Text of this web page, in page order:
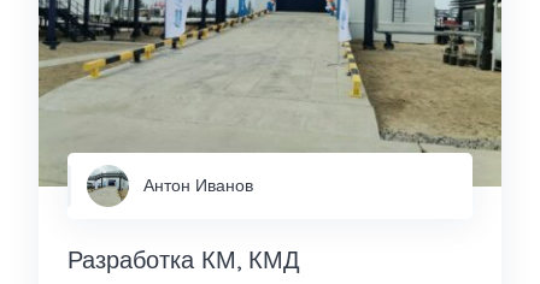
Антон Иванов
Разработка КМ, КМД